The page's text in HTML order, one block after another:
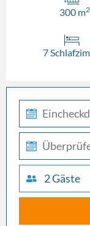
300 m2
7
in
check-
out
2 Gäste